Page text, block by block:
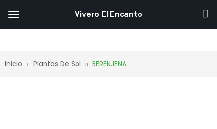
Inicio Plantas De Sol BERENJENA
Vivero El Encanto